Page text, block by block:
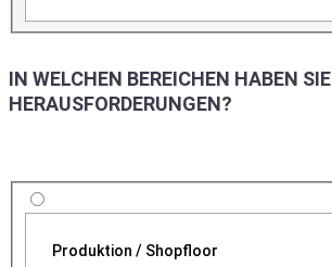
IN WELCHEN BEREICHEN HABEN SIE
HERAUSFORDERUNGEN?
Produktion / Shopfloor